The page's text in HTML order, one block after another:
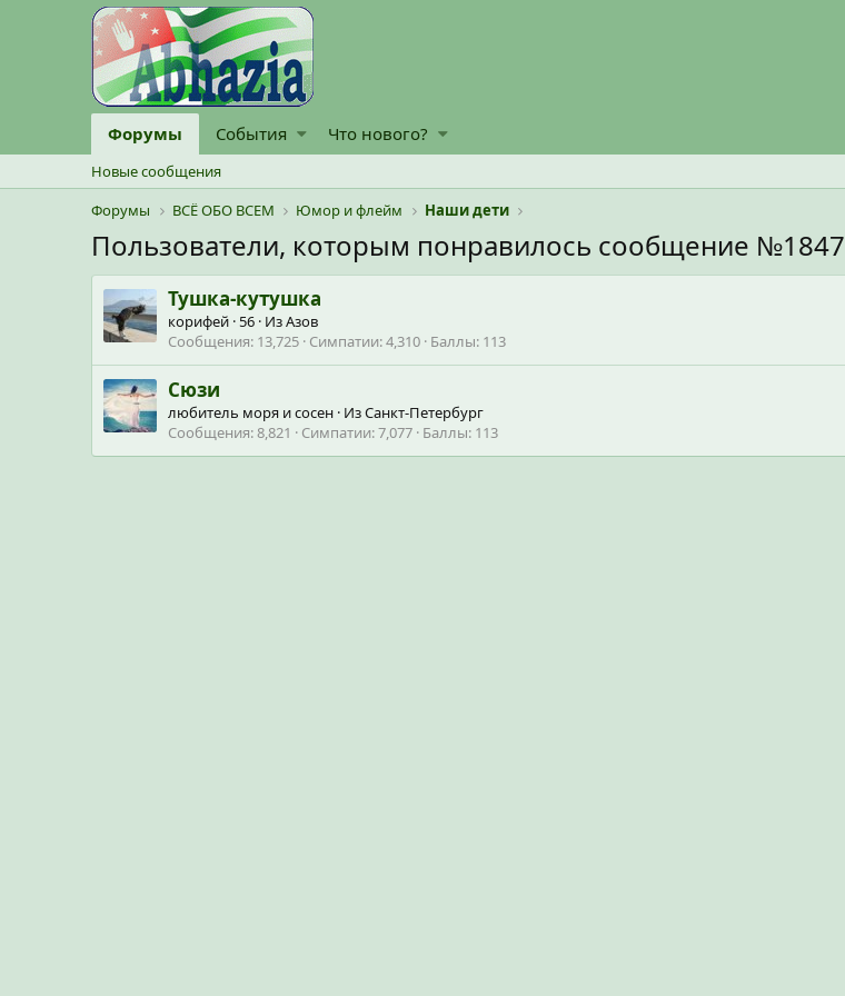
Форумы События Что нового?
Новые сообщения
Форумы
ВСЁ ОБО ВСЕМ Юмор и флейм Наши дети
Пользователи, которым понравилось сообщение №1847
Тушка-кутушка
корифей · 56 · ИзАзов
Сообщения 13,725 Симпатии 4,310 Баллы 113
Сюзи
любитель моря и сосен · ИзСанкт-Петербург
Сообщения 8,821 Симпатии 7,077 Баллы 113